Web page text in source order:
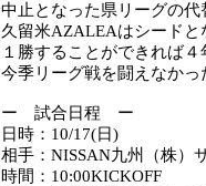
中止となった県リーグの代
久留米AZALEAはシードと
１勝することができれば
今季リーグ戦を闘えなかっ
ー 試合日程 ー
日時：10/17(日)
相手：NISSAN九州（株）
時間：10:00KICKOFF